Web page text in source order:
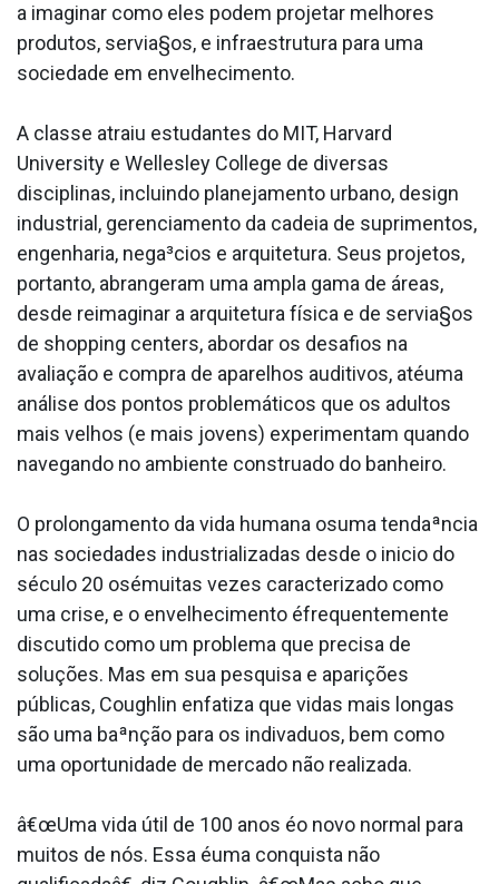
a imaginar como eles podem projetar melhores
produtos, servia§os, e infraestrutura para uma
sociedade em envelhecimento.
A classe atraiu estudantes do MIT, Harvard
University e Wellesley College de diversas
disciplinas, incluindo planejamento urbano, design
industrial, gerenciamento da cadeia de suprimentos,
engenharia, nega³cios e arquitetura. Seus projetos,
portanto, abrangeram uma ampla gama de áreas,
desde reimaginar a arquitetura física e de servia§os
de shopping centers, abordar os desafios na
avaliação e compra de aparelhos auditivos, atéuma
análise dos pontos problemáticos que os adultos
mais velhos (e mais jovens) experimentam quando
navegando no ambiente construa­do do banheiro.
O prolongamento da vida humana osuma tendaªncia
nas sociedades industrializadas desde o ini­cio do
século 20 osémuitas vezes caracterizado como
uma crise, e o envelhecimento éfrequentemente
discutido como um problema que precisa de
soluções. Mas em sua pesquisa e aparições
públicas, Coughlin enfatiza que vidas mais longas
são uma baªnção para os indiva­duos, bem como
uma oportunidade de mercado não realizada.
â€œUma vida útil de 100 anos éo novo normal para
muitos de nós. Essa éuma conquista não